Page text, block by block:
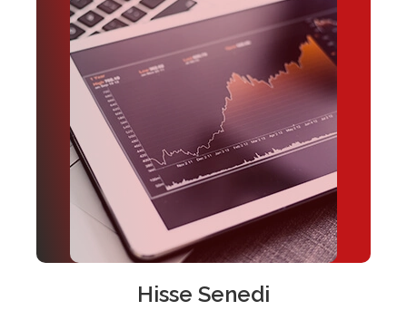
Hisse Senedi